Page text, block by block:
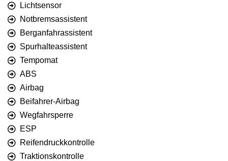
Lichtsensor
Notbremsassistent
Berganfahrassistent
Spurhalteassistent
Tempomat
ABS
Airbag
Beifahrer-Airbag
Wegfahrsperre
ESP
Reifendruckkontrolle
Traktionskontrolle